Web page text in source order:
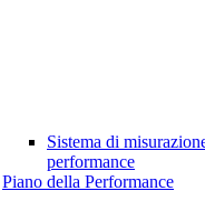
Sistema di
performance
Piano della Performance